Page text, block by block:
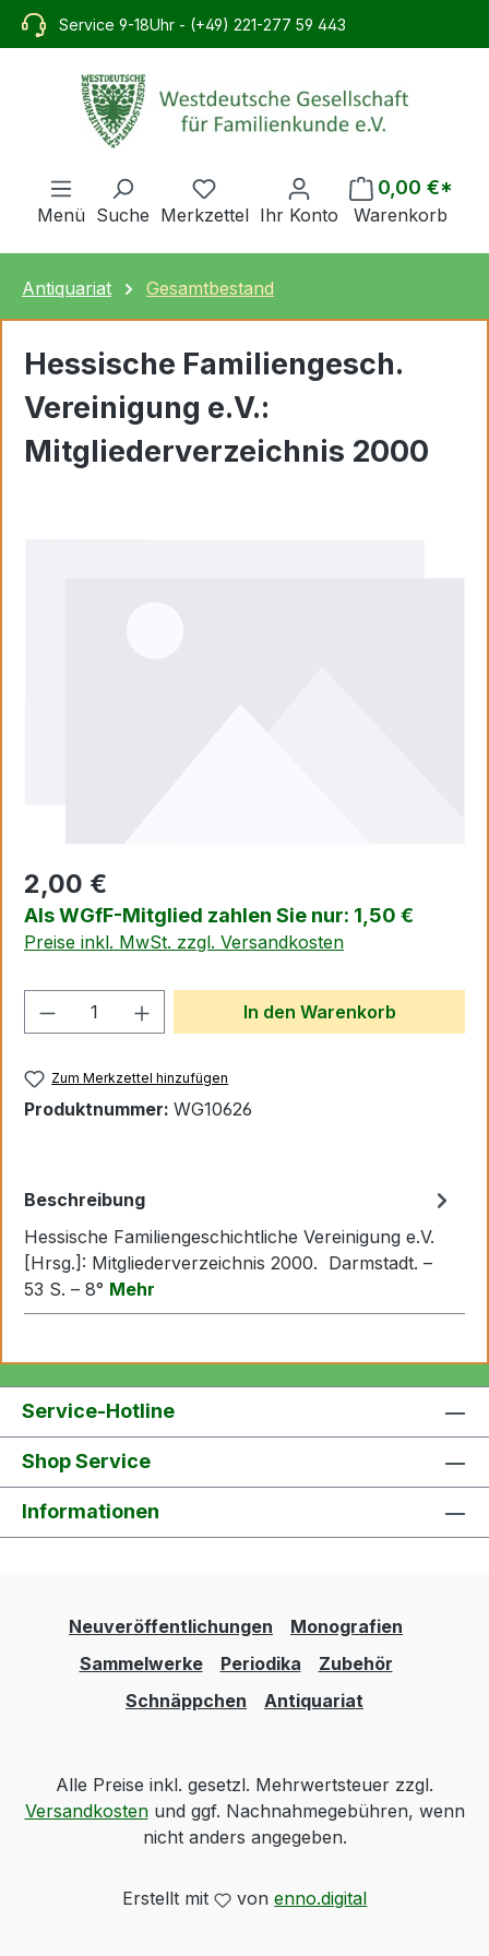
springen
Service 9-18Uhr - (+49) 221-277 59 443
Menü Suche Merkzettel Ihr Konto
0,00 €*
Warenkorb
Antiquariat Gesamtbestand
Hessische Familiengesch.
Vereinigung e.V.:
Mitgliederverzeichnis 2000
2,00 €
Als WGfF-Mitglied zahlen Sie nur: 1,50 €
Preise inkl. MwSt. zzgl. Versandkosten
Produkt Anzahl: Gib denIn den Warenkorb
Zum Merkzettel hinzufügen
Produktnummer: WG10626
Beschreibung
Hessische Familiengeschichtliche Vereinigung e.V.
[Hrsg.]: Mitgliederverzeichnis 2000. Darmstadt. –
53 S. – 8° Mehr
Service-Hotline
Shop Service
Informationen
Neuveröffentlichungen
Monografien
Sammelwerke
Periodika
Zubehör
Schnäppchen
Antiquariat
Alle Preise inkl. gesetzl. Mehrwertsteuer zzgl.
Versandkostenund ggf. Nachnahmegebühren, wenn
nicht anders angegeben.
Erstellt mit vonenno.digital